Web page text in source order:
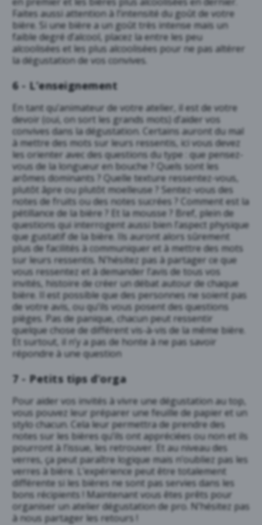
Faites aussi attention à l’intensité du goût de votre
bière. Si une bière a un goût très intense mais un
faible degré d’alcool, placez la entre les peu
alcoolisées et les plus alcoolisées pour ne pas altérer
la dégustation de vos convives.
6 - L’enseignement
En tant qu’animateur de votre atelier, il est de votre
devoir (oui, on sort les grands mots) d’aider vos
convives dans la dégustation. Certains auront du mal
à mettre des mots sur leurs ressentis, ici vous devez
les orienter avec des questions du type : que pensez-
vous de la longueur en bouche ? Quels sont les
arômes dominants ? Quelle texture ressentez-vous,
plutôt âpre ou plutôt moelleuse ? Sentez-vous des
notes de fruits ou des notes sucrées ? Comment est la
pétillance de la bière ? Et la mousse ? Bref, plein de
questions qui interrogent aussi bien l’aspect physique
que gustatif de la bière. Ils auront alors sûrement
plus de facilités à communiquer et à mettre des mots
sur leurs ressentis. N’hésitez pas à partager ce que
vous ressentez et à demander l’avis de tous vos
invités, histoire de créer un débat autour de chaque
bière. Il est possible que des personnes ne soient pas
de votre avis, ou qu’ils vous posent des questions
pièges. Pas de panique, chacun peut ressentir
quelque chose de différent vis-à-vis de la même bière.
Et surtout, il n’y a pas de honte à ne pas savoir
répondre à une question
7 - Petits tips d’orga
Pour aider vos invités à vivre une dégustation au top,
vous pouvez leur préparer une feuille de papier et un
stylo chacun. Cela leur permettra de prendre des
notes sur les bières qu’ils ont appréciées ou non et ils
pourront à l’issue, les retrouver. Et au niveau des
verres, ça peut paraître logique mais n’oubliez pas les
verres à bière. L’expérience peut être totalement
différente si les bières ne sont pas servies dans les
bons récipients ! Maintenant vous êtes prêts pour
organiser un atelier dégustation de pro. N’hésitez pas
à nous partager les retours !